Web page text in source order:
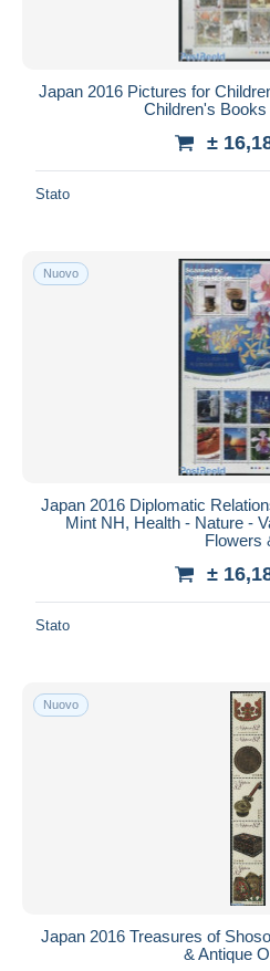
Japan 2016 Pictures for
Children's
±
Stato
Nuovo
Japan 2016 Diplomatic
Mint NH, Health - Nature -
Flowers
±
Stato
Nuovo
Japan 2016 Treasures of
& Antique